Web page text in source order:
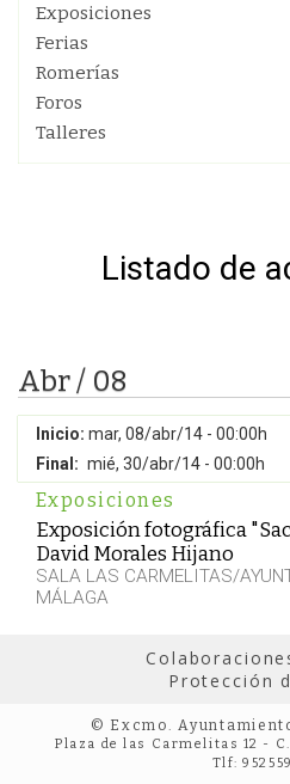
Exposiciones
Ferias
Romerías
Foros
Talleres
Listado de
Abr / 08
Inicio: mar, 08/abr/14 - 00:00h
Final: mié, 30/abr/14 - 00:00h
Exposiciones
Exposición fotográfica
David Morales Hijano
SALA LAS CARMELITAS/
MÁLAGA
Protección
© Excmo.
Plaza de las Carmelitas 12 -
Tlf: